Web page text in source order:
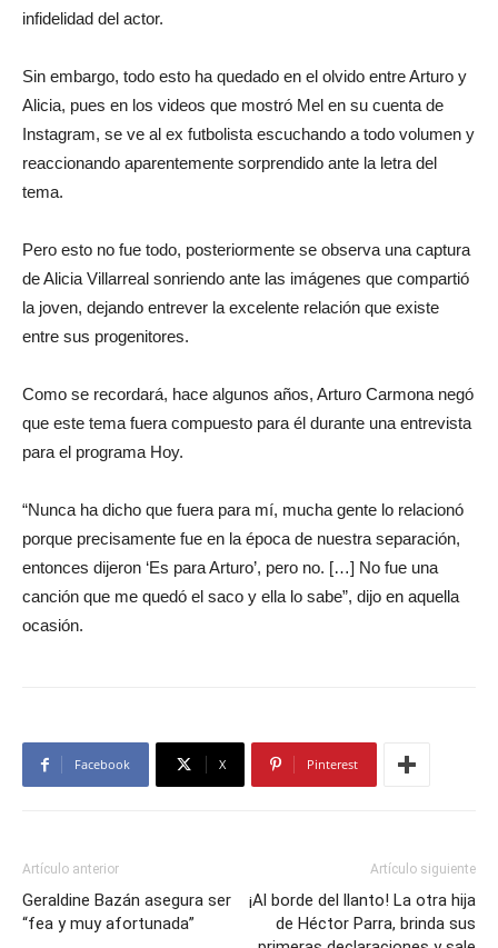
infidelidad del actor.
Sin embargo, todo esto ha quedado en el olvido entre Arturo y
Alicia, pues en los videos que mostró Mel en su cuenta de
Instagram, se ve al ex futbolista escuchando a todo volumen y
reaccionando aparentemente sorprendido ante la letra del
tema.
Pero esto no fue todo, posteriormente se observa una captura
de Alicia Villarreal sonriendo ante las imágenes que compartió
la joven, dejando entrever la excelente relación que existe
entre sus progenitores.
Como se recordará, hace algunos años, Arturo Carmona negó
que este tema fuera compuesto para él durante una entrevista
para el programa Hoy.
“Nunca ha dicho que fuera para mí, mucha gente lo relacionó
porque precisamente fue en la época de nuestra separación,
entonces dijeron ‘Es para Arturo’, pero no. […] No fue una
canción que me quedó el saco y ella lo sabe”, dijo en aquella
ocasión.
Facebook X Pinterest
Artículo anterior
Geraldine Bazán asegura ser
“fea y muy afortunada”
Artículo siguiente
¡Al borde del llanto! La otra hija
de Héctor Parra, brinda sus